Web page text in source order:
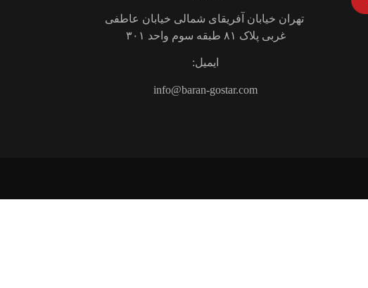
تهران خیابان آفریقای شمالی خیابان عاطفی
غربی پلاک ۸۱ طبقه سوم واحد ۳۰۱
ایمیل:
info@baran-gostar.com